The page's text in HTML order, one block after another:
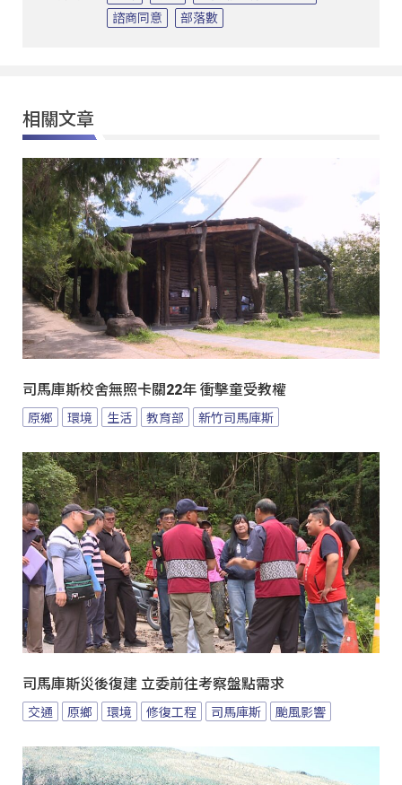
諮商同意
部落數
相關文章
司馬庫斯校舍無照卡關22年 衝擊童受教權
原鄉 環境 生活 教育部 新竹司馬庫斯
司馬庫斯災後復建 立委前往考察盤點需求
交通 原鄉 環境 修復工程 司馬庫斯 颱風影響